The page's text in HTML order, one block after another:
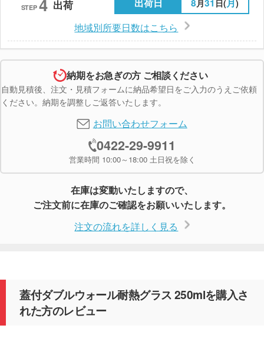
STEP 出荷 出荷日 8月31 日(月)
地域別所要日数はこちら
納期をお急ぎの方 ご相談ください
自動見積後、注文・見積フォームに納品希望日をご入力のうえご依頼
ください。納期を調整しご返答いたします。
お問い合わせフォーム
0422-29-9911
営業時間 10:00～18:00 土日祝を除く
在庫は変動いたしますので、
ご注文前に在庫のご確認をお願いいたします。
注文の流れを詳しく見る
蓋付ダブルウォール耐熱グラス 250mlを購入さ
れた方のレビュー